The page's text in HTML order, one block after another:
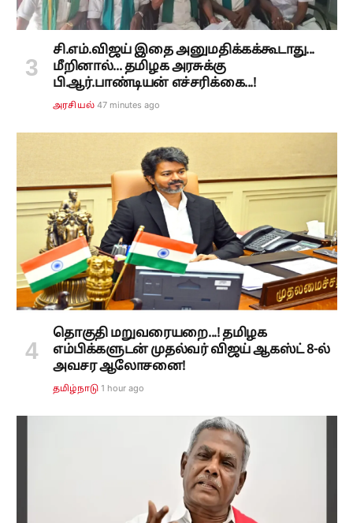
சி.எம்.விஜய் இதை அனுமதிக்கக்கூடாது...
மீறினால்... தமிழக அரசுக்கு
பி.ஆர்.பாண்டியன் எச்சரிக்கை...!
அரசியல் 47 minutes ago
தொகுதி மறுவரையறை...! தமிழக
எம்பிக்களுடன் முதல்வர் விஜய் ஆகஸ்ட் 8-ல்
அவசர ஆலோசனை!
தமிழ்நாடு 1 hour ago